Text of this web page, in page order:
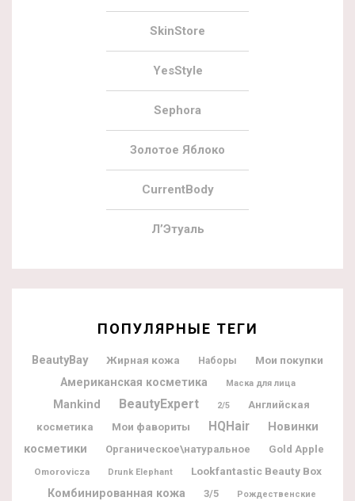
SkinStore
YesStyle
Sephora
Золотое Яблоко
CurrentBody
Л’Этуаль
ПОПУЛЯРНЫЕ ТЕГИ
BeautyBay Жирная кожа Наборы
Мои покупки
Американская косметика
Маска для лица
Mankind BeautyExpert 2/5
Английская
косметика
Мои фавориты HQHair
Новинки
косметики
Органическое\натуральное Gold Apple
Omorovicza Drunk Elephant
Lookfantastic Beauty Box
Комбинированная кожа
3/5 Рождественские